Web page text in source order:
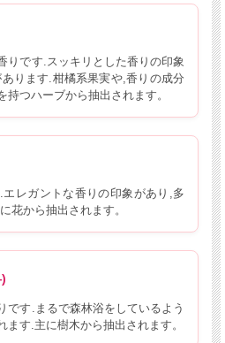
りです.スッキリとした香りの印象
ります.柑橘系果実や,香りの成分
つハーブから抽出されます。
レガントな香りの印象があり,多
花から抽出されます。
です.まるで森林浴をしているよう
ます.主に樹木から抽出されます。